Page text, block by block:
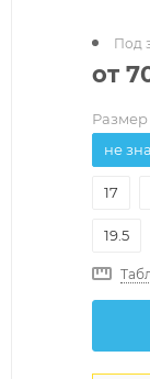
от
Под
Размер
не
17
19.5